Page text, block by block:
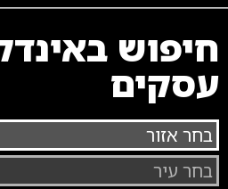
חיפוש
עסקים